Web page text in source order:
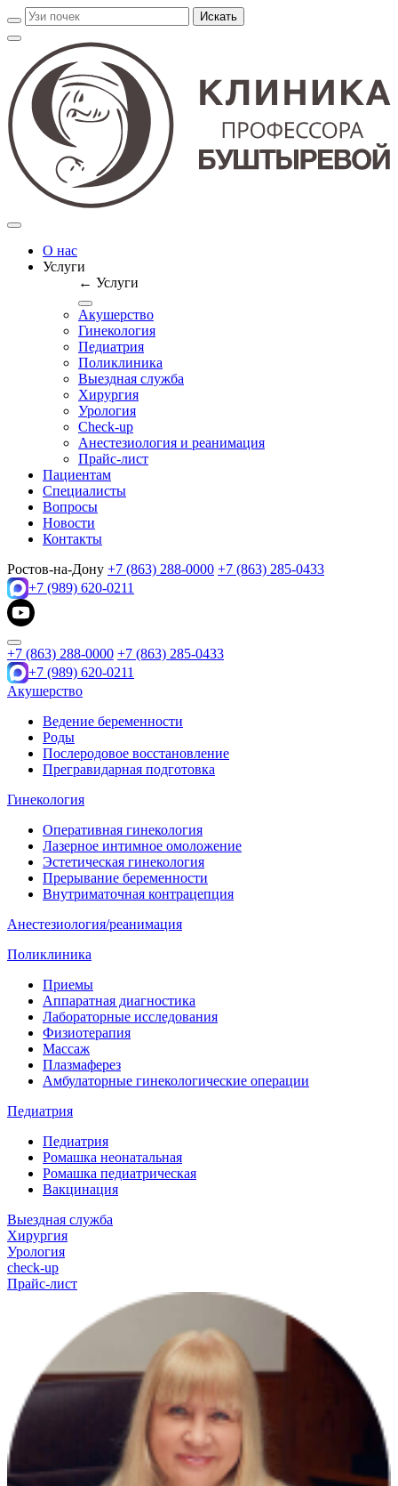
О нас
Услуги
← Услуги
Акушерство
Гинекология
Педиатрия
Поликлиника
Выездная служба
Хирургия
Урология
Check-up
Анестезиология и реанимация
Прайс-лист
Пациентам
Специалисты
Вопросы
Новости
Контакты
Ростов-на-Дону +7 (863) 288-0000 +7 (863) 285-0433
+7 (989) 620-0211
+7 (863) 288-0000 +7 (863) 285-0433
+7 (989) 620-0211
Акушерство
Ведение беременности
Роды
Послеродовое восстановление
Прегравидарная подготовка
Гинекология
Оперативная гинекология
Лазерное интимное омоложение
Эстетическая гинекология
Прерывание беременности
Внутриматочная контрацепция
Анестезиология/реанимация
Поликлиника
Приемы
Аппаратная диагностика
Лабораторные исследования
Физиотерапия
Массаж
Плазмаферез
Амбулаторные гинекологические операции
Педиатрия
Педиатрия
Ромашка неонатальная
Ромашка педиатрическая
Вакцинация
Выездная служба
Хирургия
Урология
check-up
Прайс-лист